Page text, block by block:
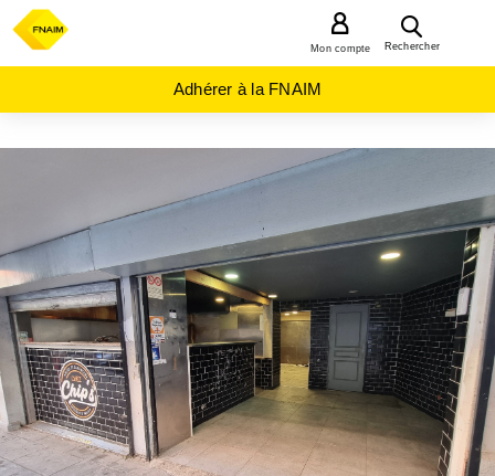
Rechercher
Mon compte
Adhérer à la FNAIM
PROVENCE-
ALPES-
COTE-D-
AZUR
ALPES-
MARITIMES
(06)
NICE
(06000)